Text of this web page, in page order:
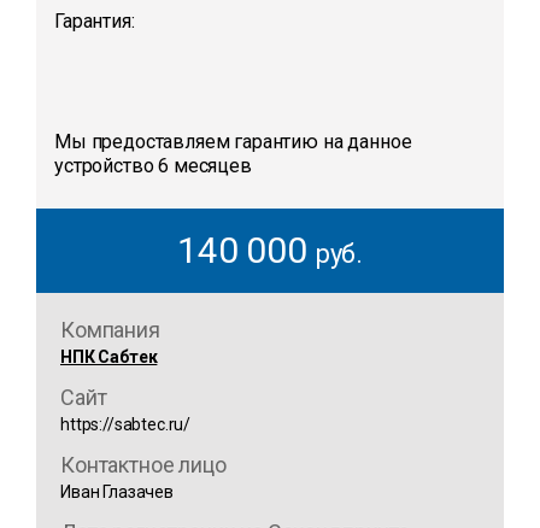
Гарантия:
Мы предоставляем гарантию на данное
устройство 6 месяцев
140 000 руб.
Компания
НПК Сабтек
Сайт
https://sabtec.ru/
Контактное лицо
Иван Глазачев